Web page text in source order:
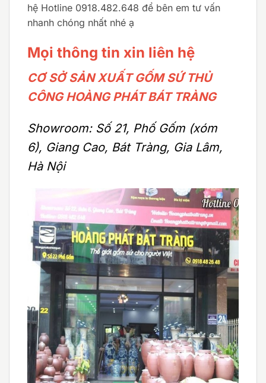
hệ Hotline 0918.482.648 để bên em tư vấn
nhanh chóng nhất nhé ạ
Mọi thông tin xin liên hệ
CƠ SỞ SẢN XUẤT GỐM SỨ THỦ
CÔNG HOÀNG PHÁT BÁT TRÀNG
Showroom: Số 21, Phố Gốm (xóm
6), Giang Cao, Bát Tràng, Gia Lâm,
Hà Nội